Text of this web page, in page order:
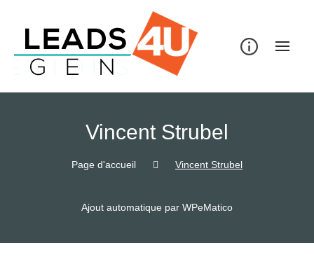
Vincent Strubel
Page d'accueil Vincent Strubel
Ajout automatique par WPeMatico